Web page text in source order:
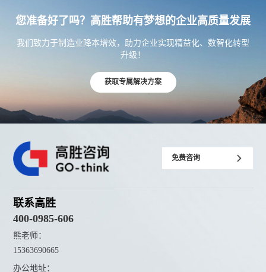
您准备好了吗？高胜帮助有梦想的企业高质量发展
我们致力于制造业降本增效，助力企业实现精益化、数智化转型
升级！
获取专属解决方案
免费咨询
联系高胜
400-0985-606
熊老师：
15363690665
办公地址：